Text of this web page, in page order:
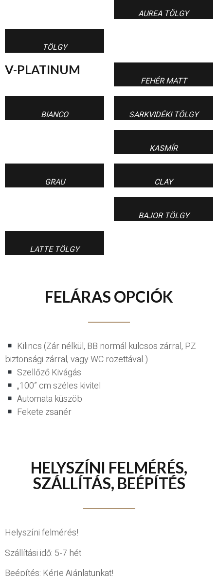
AUREA TÖLGY
TÖLGY
V-PLATINUM
FEHÉR MATT
BIANCO SARKVIDÉKI TÖLGY
KASMÍR
GRAU CLAY
BAJOR TÖLGY
LATTE TÖLGY
FELÁRAS OPCIÓK
Kilincs (Zár nélkül, BB normál kulcsos zárral, PZ
biztonsági zárral, vagy WC rozettával.)
Szellőző Kivágás
„100” cm széles kivitel
Automata küszöb
Fekete zsanér
HELYSZÍNI FELMÉRÉS,
SZÁLLÍTÁS, BEÉPÍTÉS
Helyszíni felmérés!
Szállítási idő: 5-7 hét
Beépítés: Kérje Ajánlatunkat!